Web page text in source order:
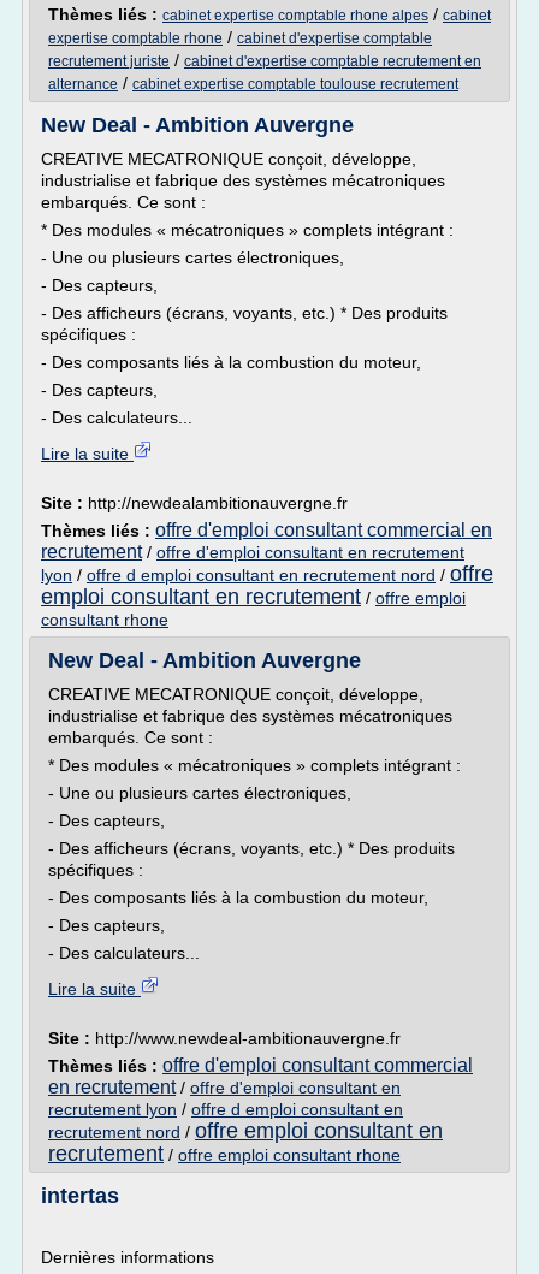
Thèmes liés : cabinet expertise comptable rhone alpes / cabinet
expertise comptable rhone / cabinet d'expertise comptable
recrutement juriste / cabinet d'expertise comptable recrutement en
alternance / cabinet expertise comptable toulouse recrutement
New Deal - Ambition Auvergne
CREATIVE MECATRONIQUE conçoit, développe,
industrialise et fabrique des systèmes mécatroniques
embarqués. Ce sont :
* Des modules « mécatroniques » complets intégrant :
- Une ou plusieurs cartes électroniques,
- Des capteurs,
- Des afficheurs (écrans, voyants, etc.) * Des produits
spécifiques :
- Des composants liés à la combustion du moteur,
- Des capteurs,
- Des calculateurs...
Lire la suite
Site : http://newdealambitionauvergne.fr
Thèmes liés : offre d'emploi consultant commercial en
recrutement/ offre d'emploi consultant en recrutement
lyon / offre d emploi consultant en recrutement nord / offre
emploi consultant en recrutement / offre emploi
consultant rhone
New Deal - Ambition Auvergne
CREATIVE MECATRONIQUE conçoit, développe,
industrialise et fabrique des systèmes mécatroniques
embarqués. Ce sont :
* Des modules « mécatroniques » complets intégrant :
- Une ou plusieurs cartes électroniques,
- Des capteurs,
- Des afficheurs (écrans, voyants, etc.) * Des produits
spécifiques :
- Des composants liés à la combustion du moteur,
- Des capteurs,
- Des calculateurs...
Lire la suite
Site : http://www.newdeal-ambitionauvergne.fr
Thèmes liés : offre d'emploi consultant commercial
en recrutement/ offre d'emploi consultant en
recrutement lyon / offre d emploi consultant en
recrutement nord / offre emploi consultant en
recrutement / offre emploi consultant rhone
intertas
Dernières informations